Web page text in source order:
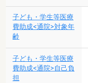
子ども・学生等医療
費助成<通院>対象年
齢
子ども・学生等医療
費助成<通院>自己負
担